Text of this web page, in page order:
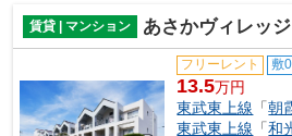
賃貸 | マンション あさかヴィレッ
フリーレント 敷0
13.5万円
東武東上線 「朝
東武東上線 「和